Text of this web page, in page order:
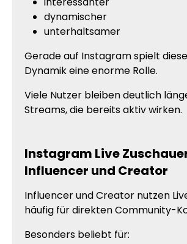
dynamischer
unterhaltsamer
Gerade auf Instagram spielt
Dynamik eine enorme Rolle.
Viele Nutzer bleiben deutlich
Streams, die bereits aktiv wirken.
Instagram Live
Influencer und Creator
Influencer und Creator nutzen
häufig für direkten Community-
Besonders beliebt für: